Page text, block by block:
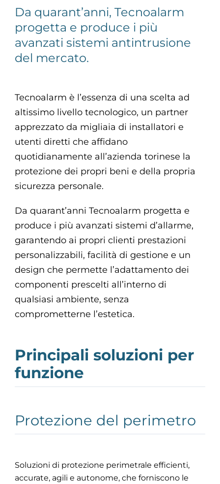
Da quarant’anni, Tecnoalarm
progetta e produce i più
avanzati sistemi antintrusione
del mercato.
Tecnoalarm è l’essenza di una scelta ad
altissimo livello tecnologico, un partner
apprezzato da migliaia di installatori e
utenti diretti che affidano
quotidianamente all’azienda torinese la
protezione dei propri beni e della propria
sicurezza personale.
Da quarant’anni Tecnoalarm progetta e
produce i più avanzati sistemi d’allarme,
garantendo ai propri clienti prestazioni
personalizzabili, facilità di gestione e un
design che permette l’adattamento dei
componenti prescelti all’interno di
qualsiasi ambiente, senza
comprometterne l’estetica.
Principali soluzioni per
funzione
Protezione del perimetro
Soluzioni di protezione perimetrale efficienti,
accurate, agili e autonome, che forniscono le